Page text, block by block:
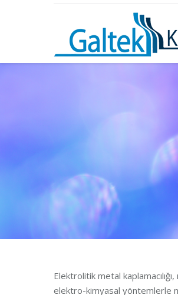
Elektrolitik metal
elektro-kimyasal yöntemlerle